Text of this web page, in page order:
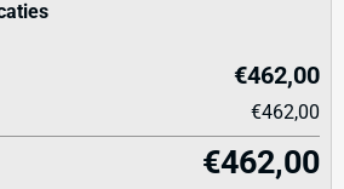
€462,00
€462,00
€462,00